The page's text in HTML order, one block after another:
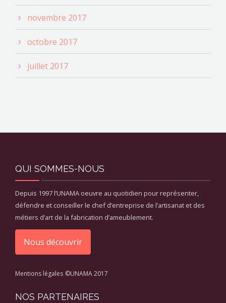
novembre 2017
octobre 2017
juillet 2017
QUI SOMMES-NOUS
Depuis 1997 l’UNAMA oeuvre au quotidien pour représenter,
défendre et conseiller le chef d’entreprise de l’artisanat et des
métiers d’art de la fabrication d’ameublement.
Nous découvrir
Mentions légales ©UNAMA 2017
NOS PARTENAIRES